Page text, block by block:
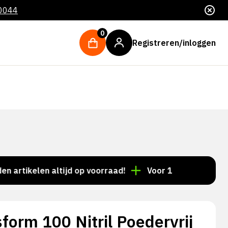
0
Registreren/inloggen
altijd op voorraad! Voor 15:00 besteld =
100 Nitril Poedervrij